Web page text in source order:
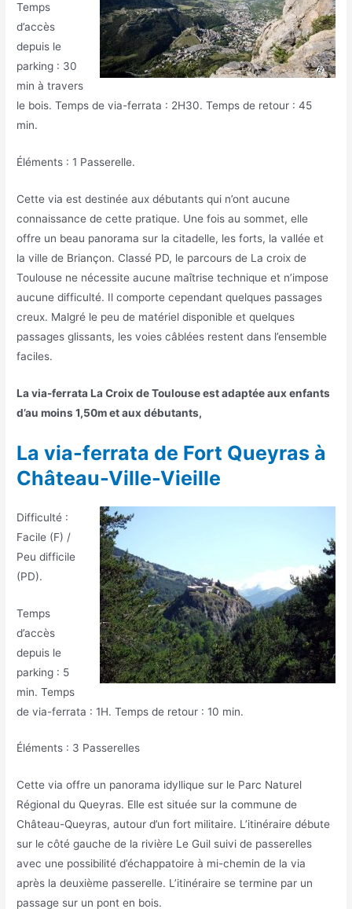
Temps
d’accès
depuis le
parking : 30
min à travers
le bois. Temps de via-ferrata : 2H30. Temps de retour : 45
min.
Éléments : 1 Passerelle.
Cette via est destinée aux débutants qui n’ont aucune
connaissance de cette pratique. Une fois au sommet, elle
offre un beau panorama sur la citadelle, les forts, la vallée et
la ville de Briançon. Classé PD, le parcours de La croix de
Toulouse ne nécessite aucune maîtrise technique et n’impose
aucune difficulté. Il comporte cependant quelques passages
creux. Malgré le peu de matériel disponible et quelques
passages glissants, les voies câblées restent dans l’ensemble
faciles.
La via-ferrata La Croix de Toulouse est adaptée aux enfants
d’au moins 1,50m et aux débutants,
La via-ferrata de Fort Queyras à
Château-Ville-Vieille
Difficulté :
Facile (F) /
Peu difficile
(PD).
Temps
d’accès
depuis le
parking : 5
min. Temps
de via-ferrata : 1H. Temps de retour : 10 min.
Éléments : 3 Passerelles
Cette via offre un panorama idyllique sur le Parc Naturel
Régional du Queyras. Elle est située sur la commune de
Château-Queyras, autour d’un fort militaire. L’itinéraire débute
sur le côté gauche de la rivière Le Guil suivi de passerelles
avec une possibilité d’échappatoire à mi-chemin de la via
après la deuxième passerelle. L’itinéraire se termine par un
passage sur un pont en bois.